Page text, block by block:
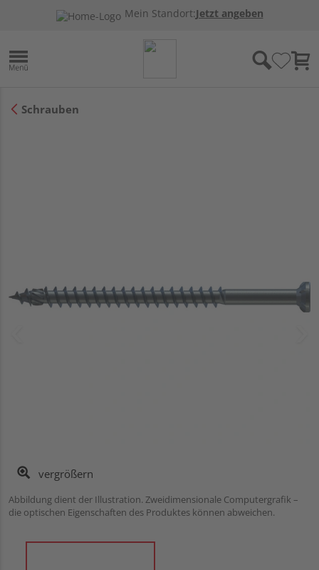
Mein Standort:Jetzt angeben
Schrauben
vergrößern
Abbildung dient der Illustration. Zweidimensionale Computergrafik –
die optischen Eigenschaften des Produktes können abweichen.